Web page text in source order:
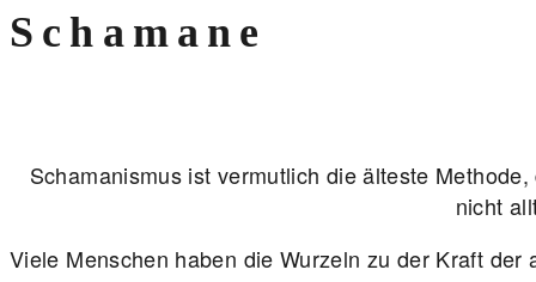
Schamane
Schamanismus ist vermutlich die älteste
nicht
Viele Menschen haben die Wurzeln zu der Kraft